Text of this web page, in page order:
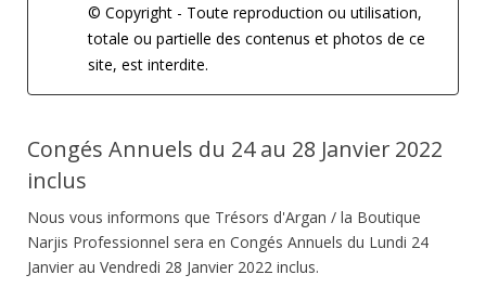
© Copyright - Toute reproduction ou utilisation,
totale ou partielle des contenus et photos de ce
site, est interdite.
Congés Annuels du 24 au 28 Janvier 2022
inclus
Nous vous informons que Trésors d'Argan / la Boutique
Narjis Professionnel sera en Congés Annuels du Lundi 24
Janvier au Vendredi 28 Janvier 2022 inclus.